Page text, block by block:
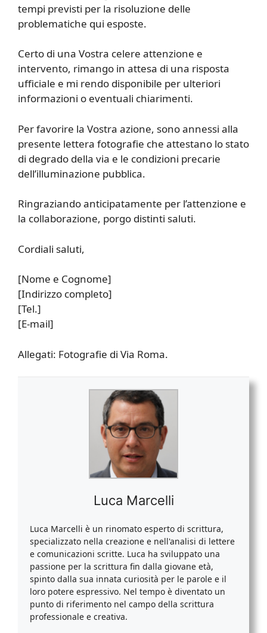
tempi previsti per la risoluzione delle
problematiche qui esposte.
Certo di una Vostra celere attenzione e
intervento, rimango in attesa di una risposta
ufficiale e mi rendo disponibile per ulteriori
informazioni o eventuali chiarimenti.
Per favorire la Vostra azione, sono annessi alla
presente lettera fotografie che attestano lo stato
di degrado della via e le condizioni precarie
dell’illuminazione pubblica.
Ringraziando anticipatamente per l’attenzione e
la collaborazione, porgo distinti saluti.
Cordiali saluti,
[Nome e Cognome]
[Indirizzo completo]
[Tel.]
[E-mail]
Allegati: Fotografie di Via Roma.
Luca Marcelli
Luca Marcelli è un rinomato esperto di scrittura,
specializzato nella creazione e nell'analisi di lettere
e comunicazioni scritte. Luca ha sviluppato una
passione per la scrittura fin dalla giovane età,
spinto dalla sua innata curiosità per le parole e il
loro potere espressivo. Nel tempo è diventato un
punto di riferimento nel campo della scrittura
professionale e creativa.